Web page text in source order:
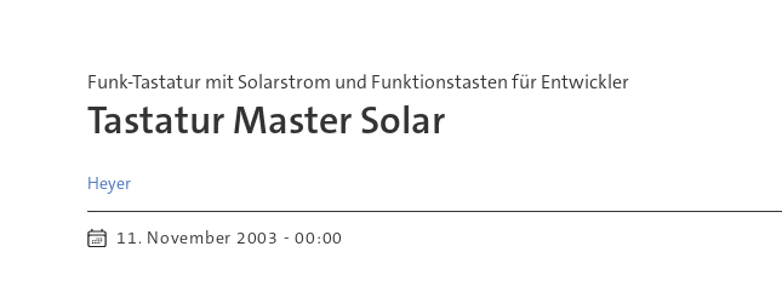
Funk-Tastatur mit Solarstrom und Funktionstasten für Entwickler
Tastatur Master Solar
Heyer
11. November 2003 - 00:00